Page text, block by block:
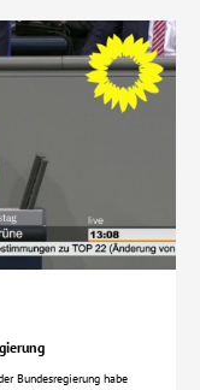
Bundesregierung habe